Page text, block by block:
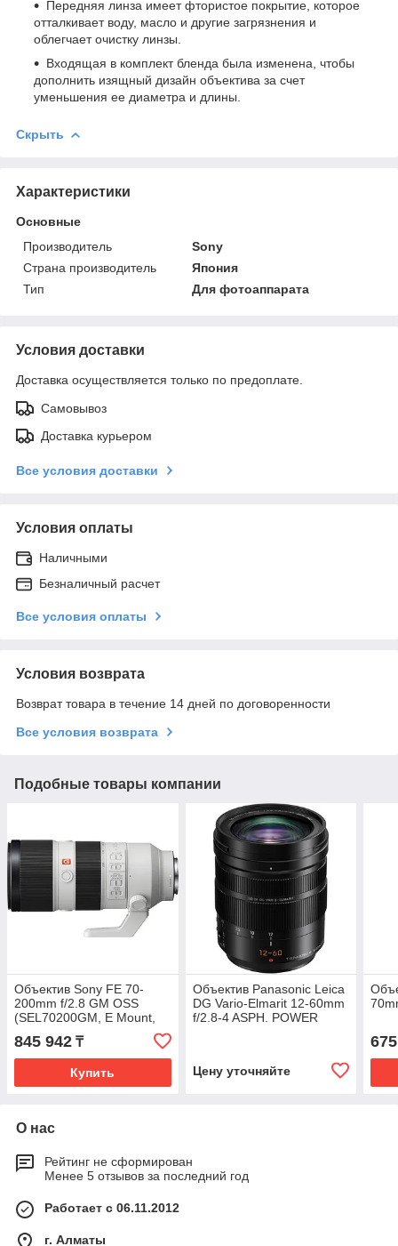
Передняя линза имеет фтористое покрытие, которое
отталкивает воду, масло и другие загрязнения и
облегчает очистку линзы.
Входящая в комплект бленда была изменена, чтобы
дополнить изящный дизайн объектива за счет
уменьшения ее диаметра и длины.
Скрыть
Характеристики
Основные
Производитель
Sony
Страна производитель
Япония
Тип
Для фотоаппарата
Условия доставки
Доставка осуществляется только по предоплате.
Самовывоз
Доставка курьером
Все условия доставки
Условия оплаты
Наличными
Безналичный расчет
Все условия оплаты
Условия возврата
Возврат товара в течение 14 дней по договоренности
Все условия возврата
Подобные товары компании
Объектив Sony FE 70-
200mm f/2.8 GM OSS
(SEL70200GM, E Mount,
Full-Frame)
845 942 ₸
Купить
Объектив Panasonic Leica
DG Vario-Elmarit 12-60mm
f/2.8-4 ASPH. POWER
Цену уточняйте
О нас
Рейтинг не сформирован
Менее 5 отзывов за последний год
Работает с 06.11.2012
г. Алматы